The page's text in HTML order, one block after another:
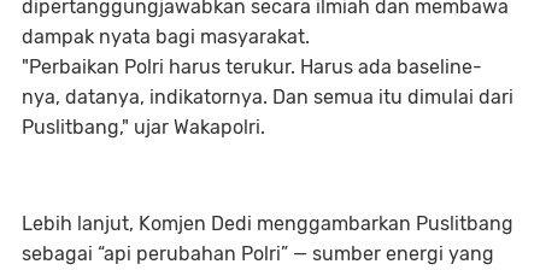
dipertanggungjawabkan secara ilmiah dan membawa
dampak nyata bagi masyarakat.
"Perbaikan Polri harus terukur. Harus ada baseline-
nya, datanya, indikatornya. Dan semua itu dimulai dari
Puslitbang," ujar Wakapolri.
Lebih lanjut, Komjen Dedi menggambarkan Puslitbang
sebagai “api perubahan Polri” — sumber energi yang